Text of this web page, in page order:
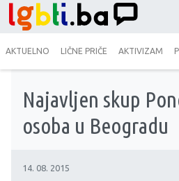
AKTUELNO LIČNE PRIČE AKTIVIZAM
Najavljen skup
osoba u Beogradu
14. 08. 2015